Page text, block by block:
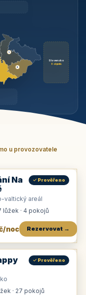
Slovensko
6 objektů
1
6
u provozovatele
Na
✓ Prověřeno
valtický areál
lůžek · 4 pokojů
noc Rezervovat →
✓ Prověřeno
· 27 pokojů